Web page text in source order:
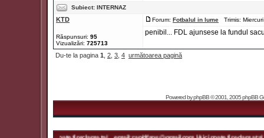
Subiect: INTERNAZ
KTD
Răspunsuri: 95
Vizualizări: 725713
Forum: Fotbalul in lume Trimis:
penibil... FDL ajunsese la fundul
Du-te la pagina 1 2 3 4 următoarea pagină
Powered byphpBB© 2001, 2005 phpBB